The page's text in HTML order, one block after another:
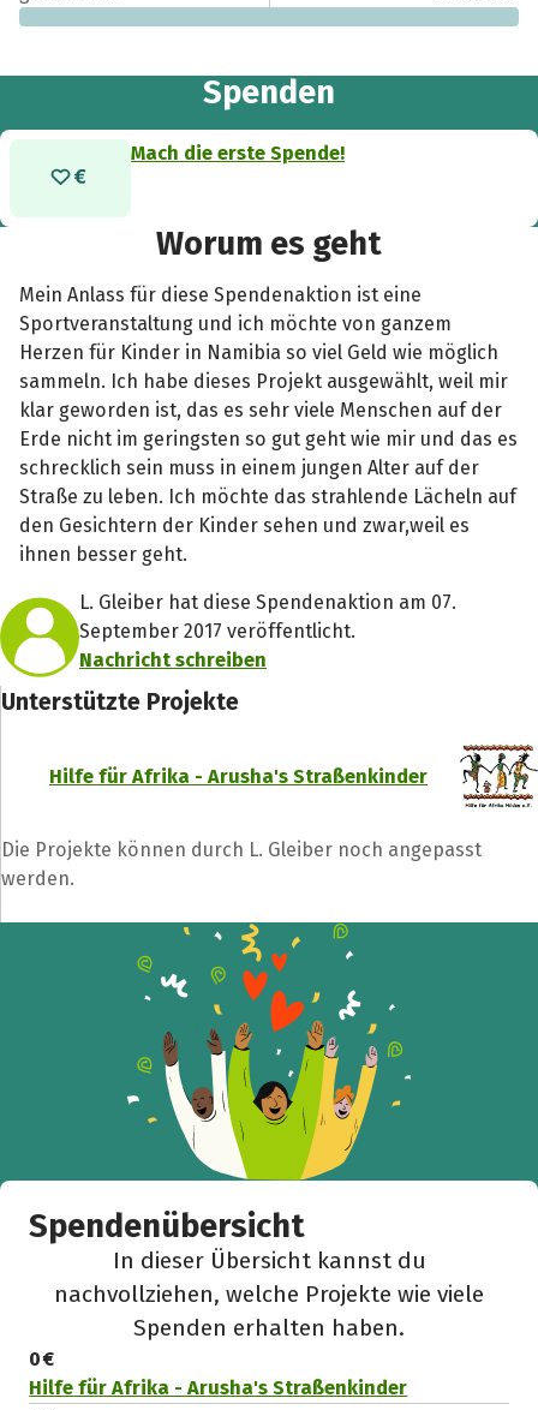
Spenden
Mach die erste Spende!
Worum es geht
Mein Anlass für diese Spendenaktion ist eine
Sportveranstaltung und ich möchte von ganzem
Herzen für Kinder in Namibia so viel Geld wie möglich
sammeln. Ich habe dieses Projekt ausgewählt, weil mir
klar geworden ist, das es sehr viele Menschen auf der
Erde nicht im geringsten so gut geht wie mir und das es
schrecklich sein muss in einem jungen Alter auf der
Straße zu leben. Ich möchte das strahlende Lächeln auf
den Gesichtern der Kinder sehen und zwar,weil es
ihnen besser geht.
L. Gleiber hat diese Spendenaktion am 07.
September 2017 veröffentlicht.
Nachricht schreiben
Unterstützte Projekte
Hilfe für Afrika - Arusha's Straßenkinder
Die Projekte können durch L. Gleiber noch angepasst
werden.
Spendenübersicht
In dieser Übersicht kannst du
nachvollziehen, welche Projekte wie viele
Spenden erhalten haben.
0 €
Hilfe für Afrika - Arusha's Straßenkinder
Hilf mit noch mehr Spenden zu sammeln!
Facebook WhatsApp